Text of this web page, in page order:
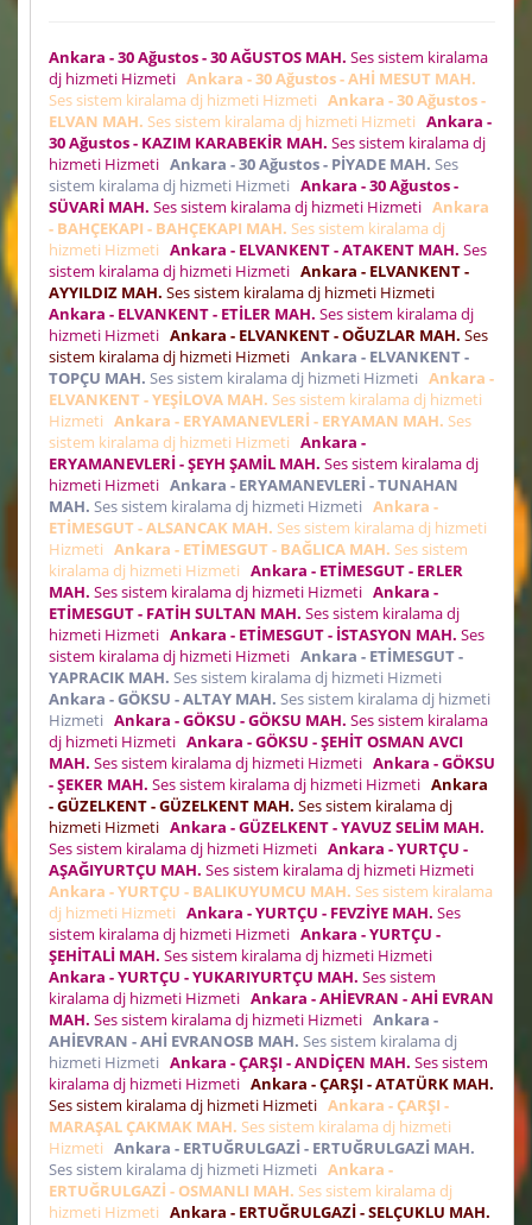
Ankara - 30 Ağustos - 30 AĞUSTOS MAH. Ses sistem kiralama
dj hizmeti Hizmeti Ankara - 30 Ağustos - AHİ MESUT MAH.
Ses sistem kiralama dj hizmeti Hizmeti Ankara - 30 Ağustos -
ELVAN MAH. Ses sistem kiralama dj hizmeti Hizmeti Ankara -
30 Ağustos - KAZIM KARABEKİR MAH. Ses sistem kiralama dj
hizmeti Hizmeti Ankara - 30 Ağustos - PİYADE MAH. Ses
sistem kiralama dj hizmeti Hizmeti Ankara - 30 Ağustos -
SÜVARİ MAH. Ses sistem kiralama dj hizmeti Hizmeti Ankara
- BAHÇEKAPI - BAHÇEKAPI MAH. Ses sistem kiralama dj
hizmeti Hizmeti Ankara - ELVANKENT - ATAKENT MAH. Ses
sistem kiralama dj hizmeti Hizmeti Ankara - ELVANKENT -
AYYILDIZ MAH. Ses sistem kiralama dj hizmeti Hizmeti
Ankara - ELVANKENT - ETİLER MAH. Ses sistem kiralama dj
hizmeti Hizmeti Ankara - ELVANKENT - OĞUZLAR MAH. Ses
sistem kiralama dj hizmeti Hizmeti Ankara - ELVANKENT -
TOPÇU MAH. Ses sistem kiralama dj hizmeti Hizmeti Ankara -
ELVANKENT - YEŞİLOVA MAH. Ses sistem kiralama dj hizmeti
Hizmeti Ankara - ERYAMANEVLERİ - ERYAMAN MAH. Ses
sistem kiralama dj hizmeti Hizmeti Ankara -
ERYAMANEVLERİ - ŞEYH ŞAMİL MAH. Ses sistem kiralama dj
hizmeti Hizmeti Ankara - ERYAMANEVLERİ - TUNAHAN
MAH. Ses sistem kiralama dj hizmeti Hizmeti Ankara -
ETİMESGUT - ALSANCAK MAH. Ses sistem kiralama dj hizmeti
Hizmeti Ankara - ETİMESGUT - BAĞLICA MAH. Ses sistem
kiralama dj hizmeti Hizmeti Ankara - ETİMESGUT - ERLER
MAH. Ses sistem kiralama dj hizmeti Hizmeti Ankara -
ETİMESGUT - FATİH SULTAN MAH. Ses sistem kiralama dj
hizmeti Hizmeti Ankara - ETİMESGUT - İSTASYON MAH. Ses
sistem kiralama dj hizmeti Hizmeti Ankara - ETİMESGUT -
YAPRACIK MAH. Ses sistem kiralama dj hizmeti Hizmeti
Ankara - GÖKSU - ALTAY MAH. Ses sistem kiralama dj hizmeti
Hizmeti Ankara - GÖKSU - GÖKSU MAH. Ses sistem kiralama
dj hizmeti Hizmeti Ankara - GÖKSU - ŞEHİT OSMAN AVCI
MAH. Ses sistem kiralama dj hizmeti Hizmeti Ankara - GÖKSU
- ŞEKER MAH. Ses sistem kiralama dj hizmeti Hizmeti Ankara
- GÜZELKENT - GÜZELKENT MAH. Ses sistem kiralama dj
hizmeti Hizmeti Ankara - GÜZELKENT - YAVUZ SELİM MAH.
Ses sistem kiralama dj hizmeti Hizmeti Ankara - YURTÇU -
AŞAĞIYURTÇU MAH. Ses sistem kiralama dj hizmeti Hizmeti
Ankara - YURTÇU - BALIKUYUMCU MAH. Ses sistem kiralama
dj hizmeti Hizmeti Ankara - YURTÇU - FEVZİYE MAH. Ses
sistem kiralama dj hizmeti Hizmeti Ankara - YURTÇU -
ŞEHİTALİ MAH. Ses sistem kiralama dj hizmeti Hizmeti
Ankara - YURTÇU - YUKARIYURTÇU MAH. Ses sistem
kiralama dj hizmeti Hizmeti Ankara - AHİEVRAN - AHİ EVRAN
MAH. Ses sistem kiralama dj hizmeti Hizmeti Ankara -
AHİEVRAN - AHİ EVRANOSB MAH. Ses sistem kiralama dj
hizmeti Hizmeti Ankara - ÇARŞI - ANDİÇEN MAH. Ses sistem
kiralama dj hizmeti Hizmeti Ankara - ÇARŞI - ATATÜRK MAH.
Ses sistem kiralama dj hizmeti Hizmeti Ankara - ÇARŞI -
MARAŞAL ÇAKMAK MAH. Ses sistem kiralama dj hizmeti
Hizmeti Ankara - ERTUĞRULGAZİ - ERTUĞRULGAZİ MAH.
Ses sistem kiralama dj hizmeti Hizmeti Ankara -
ERTUĞRULGAZİ - OSMANLI MAH. Ses sistem kiralama dj
hizmeti Hizmeti Ankara - ERTUĞRULGAZİ - SELÇUKLU MAH.